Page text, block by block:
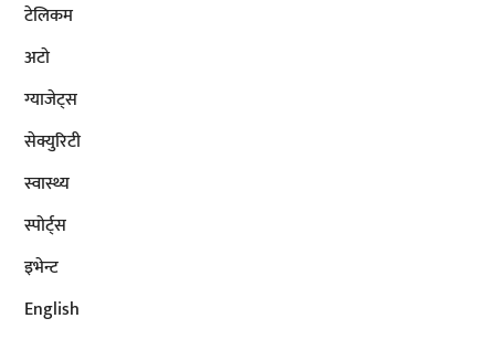
टेलिकम
अटाे
ग्याजेट्स
सेक्युरिटी
स्वास्थ्य
स्पोर्ट्स
इभेन्ट
English